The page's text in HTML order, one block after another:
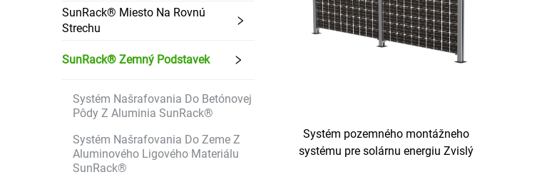
SunRack® Miesto Na Rovnú
Strechu
SunRack® Zemný Podstavek
Systém Našrafovania Do Betónovej
Pôdy Z Aluminia SunRack®
Systém Našrafovania Do Zeme Z
Aluminového Ligového Materiálu
SunRack®
Systém pozemného montážneho
systému pre solárnu energiu Zvislý